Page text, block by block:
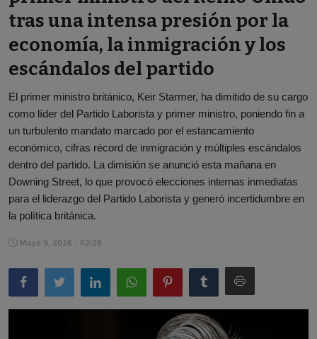
Español
tras una intensa presión por la
economía, la inmigración y los
escándalos del partido
El primer ministro británico, Keir Starmer, ha dimitido de su cargo
como líder del Partido Laborista y primer ministro, poniendo fin a
un turbulento mandato marcado por el estancamiento
económico, cifras récord de inmigración y múltiples escándalos
dentro del partido. La dimisión se anunció esta mañana en
Downing Street, lo que provocó elecciones internas inmediatas
para el liderazgo del Partido Laborista y generó incertidumbre en
la política británica.
Mayo 9, 2026 - 02:28